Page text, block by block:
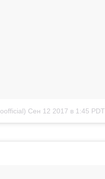
Сен 12 2017 в 1:45 PDT